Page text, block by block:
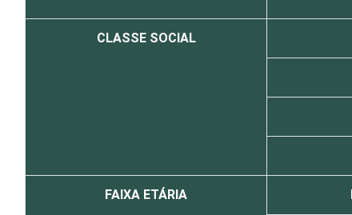
CLASSE SOCIAL
FAIXA ETÁRIA